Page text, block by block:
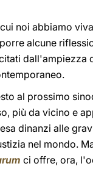
noi abbiamo
alcune
dall'ampiezza
al prossimo
più da vicino e
dinanzi alle
nel mondo.
ci offre, ora,